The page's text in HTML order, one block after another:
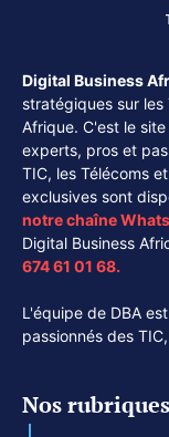
Digital Business
stratégiques sur les
Afrique. C'est le
experts, pros et
TIC, les Télécoms
exclusives sont
notre chaîne
Digital Business
674 61 01 68.
L'équipe de DBA
passionnés des
Nos rubriques